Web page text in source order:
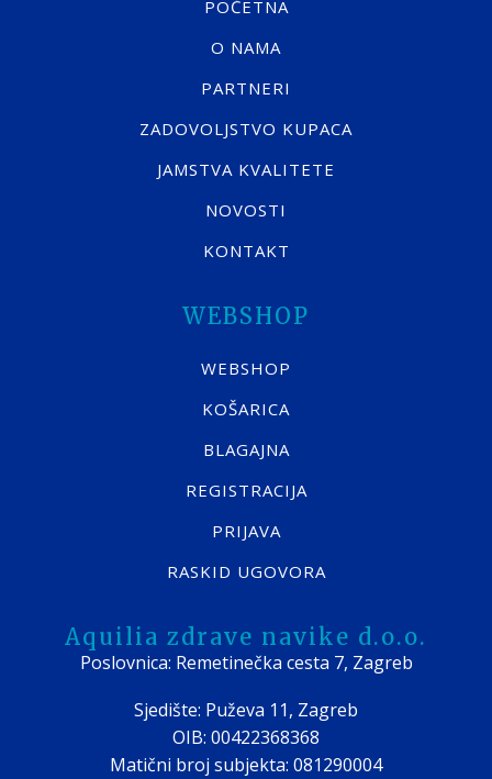
POČETNA
O NAMA
PARTNERI
ZADOVOLJSTVO KUPACA
JAMSTVA KVALITETE
NOVOSTI
KONTAKT
WEBSHOP
WEBSHOP
KOŠARICA
BLAGAJNA
REGISTRACIJA
PRIJAVA
RASKID UGOVORA
Aquilia zdrave navike d.o.o.
Poslovnica: Remetinečka cesta 7, Zagreb
Sjedište: Puževa 11, Zagreb
OIB: 00422368368
Matični broj subjekta: 081290004